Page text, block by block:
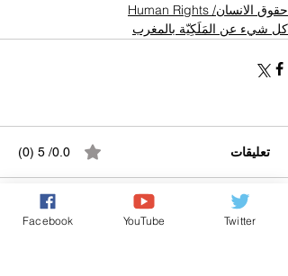
حقوق الانسان/ Human Rights
كل شيء عن المَلَكِيّة بالمغرب
تعليقات 0.0/ 5 (0)
التعليق والتقييم... Facebook YouTube Twitter